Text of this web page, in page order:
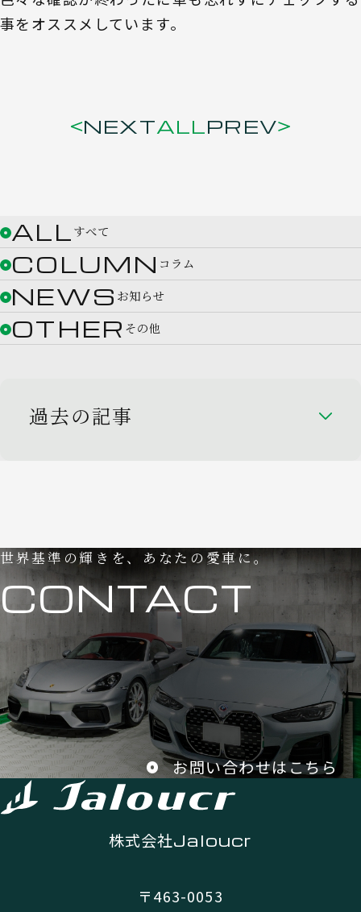
事をオススメしています。
NEXTALLPREV
ALL すべて
COLUMN コラム
NEWS お知らせ
OTHER その他
過去の記事
世界基準の輝きを、あなたの愛車に。
CONTACT
お問い合わせはこちら
株式会社Jaloucr
〒463-0053